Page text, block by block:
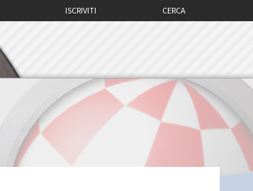
CERCA
ISCRIVITI